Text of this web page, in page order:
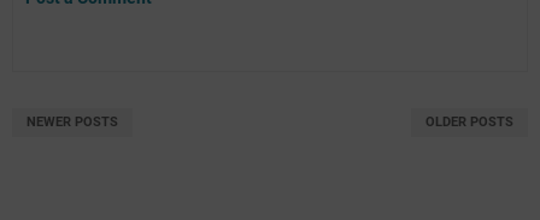
NEWER POSTS OLDER POSTS